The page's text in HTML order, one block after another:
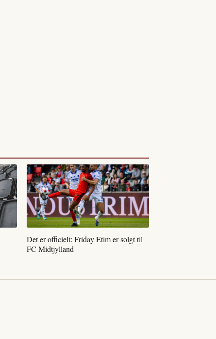
Det er officielt: Friday Etim er solgt til
FC Midtjylland